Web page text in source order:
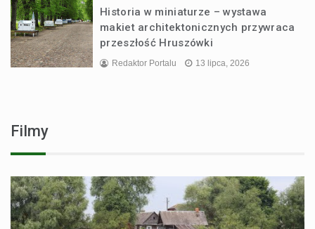
Historia w miniaturze – wystawa
makiet architektonicznych przywraca
przeszłość Hruszówki
Redaktor Portalu 13 lipca, 2026
Filmy